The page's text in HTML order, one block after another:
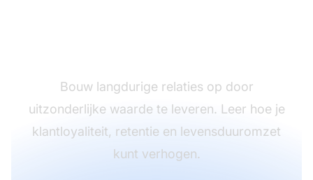
Bouw langdurige relaties op door
uitzonderlijke waarde te leveren. Leer hoe je
klantloyaliteit, retentie en levensduuromzet
kunt verhogen.